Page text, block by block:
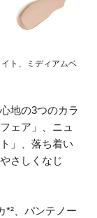
ト、ミディアムベ
地の3つのカラ
ェア」、ニュ
」、落ち着い
さしくなじ
*²、パンテノー